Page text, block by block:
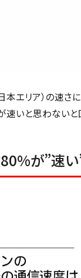
本エリア）の速さ
速いと思わないと
80%が”速